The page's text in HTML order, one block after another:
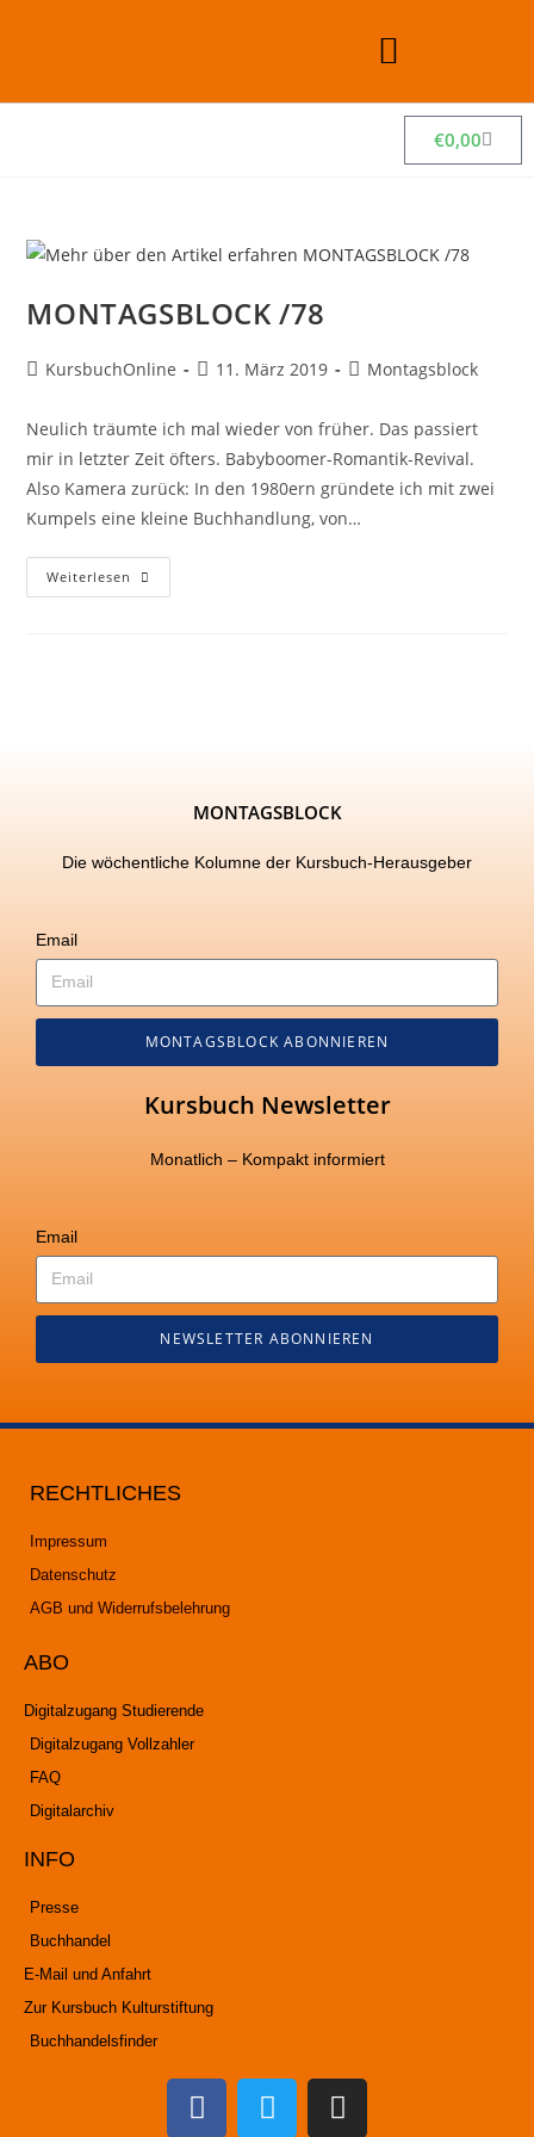
€0,00
MONTAGSBLOCK /78
KursbuchOnline 11. März 2019 Montagsblock
Neulich träumte ich mal wieder von früher. Das passiert
mir in letzter Zeit öfters. Babyboomer-Romantik-Revival.
Also Kamera zurück: In den 1980ern gründete ich mit zwei
Kumpels eine kleine Buchhandlung, von…
Weiterlesen
MONTAGSBLOCK
Die wöchentliche Kolumne der Kursbuch-Herausgeber
Email
MONTAGSBLOCK ABONNIEREN
Kursbuch Newsletter
Monatlich – Kompakt informiert
Email
NEWSLETTER ABONNIEREN
RECHTLICHES
Impressum
Datenschutz
AGB und Widerrufsbelehrung
ABO
Digitalzugang Studierende
Digitalzugang Vollzahler
FAQ
Digitalarchiv
INFO
Presse
Buchhandel
E-Mail und Anfahrt
Zur Kursbuch Kulturstiftung
Buchhandelsfinder